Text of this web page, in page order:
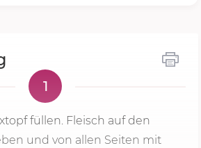
1
füllen. Fleisch auf den
und von allen Seiten mit